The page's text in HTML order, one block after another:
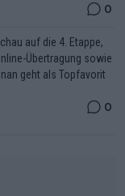
0
auf die 4. Etappe,
Übertragung sowie
geht als Topfavorit
0